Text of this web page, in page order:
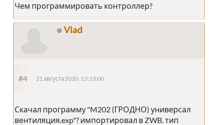
Чем программировать контроллер?
Vlad
#4 21 августа 2020, 13:13:00
Скачал программу "M202 (ГРОДНО) универсал
вентиляция.exp"? импортировал в ZWB. тип